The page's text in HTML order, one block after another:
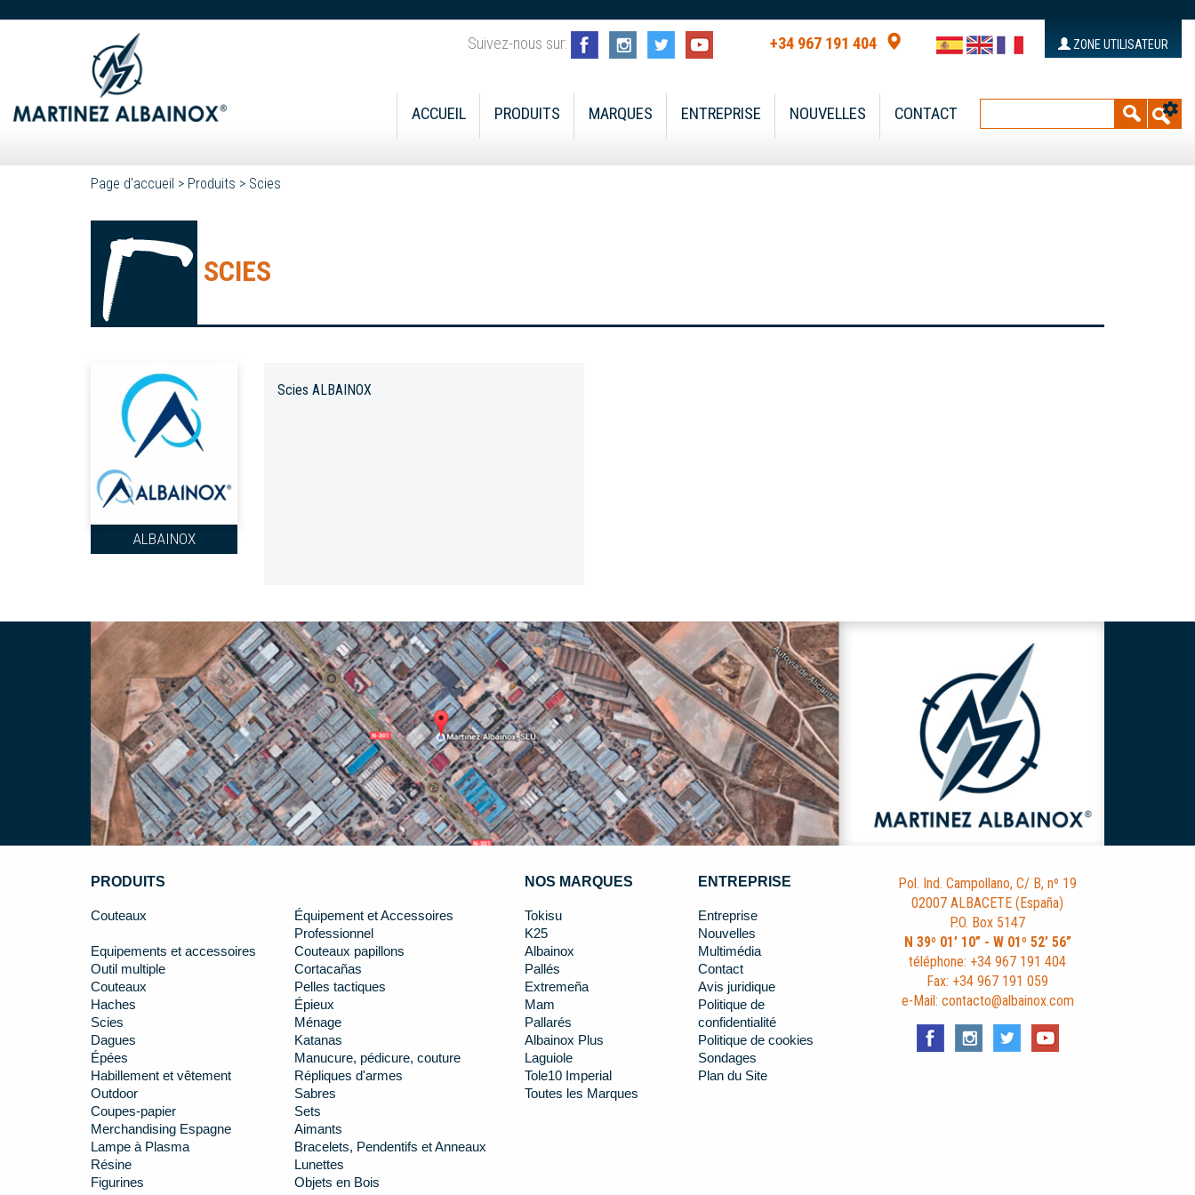
Suivez-nous sur: +34 967 191 404 ZONE UTILISATEUR
ACCUEIL PRODUITS MARQUES ENTREPRISE NOUVELLES CONTACT
Page d'accueil > Produits > Scies
SCIES
ALBAINOX
Scies ALBAINOX
PRODUITS
Couteaux
Équipement et Accessoires
Professionnel
Equipements et accessoires
Couteaux papillons
Outil multiple
Cortacañas
Couteaux
Pelles tactiques
Haches
Épieux
Scies
Ménage
Dagues
Katanas
Épées
Manucure, pédicure, couture
Habillement et vêtement
Répliques d'armes
Outdoor
Sabres
Coupes-papier
Sets
Merchandising Espagne
Aimants
Lampe à Plasma
Bracelets, Pendentifs et Anneaux
Résine
Lunettes
Figurines
Objets en Bois
NOS MARQUES
Tokisu
K25
Albainox
Pallés
Extremeña
Mam
Pallarés
Albainox Plus
Laguiole
Tole10 Imperial
Toutes les Marques
ENTREPRISE
Entreprise
Nouvelles
Multimédia
Contact
Avis juridique
Politique de
confidentialité
Politique de cookies
Sondages
Plan du Site
Pol. Ind. Campollano, C/ B, nº 19
02007 ALBACETE (España)
P.O. Box 5147
N 39º 01’ 10” - W 01º 52’ 56”
téléphone: +34 967 191 404
Fax: +34 967 191 059
e-Mail: contacto@albainox.com